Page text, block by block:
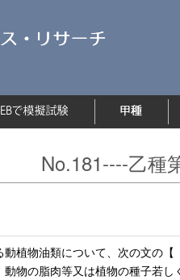
No.181----乙種
動植物油類について、次の文の
動物の脂肉等又は植物の種子